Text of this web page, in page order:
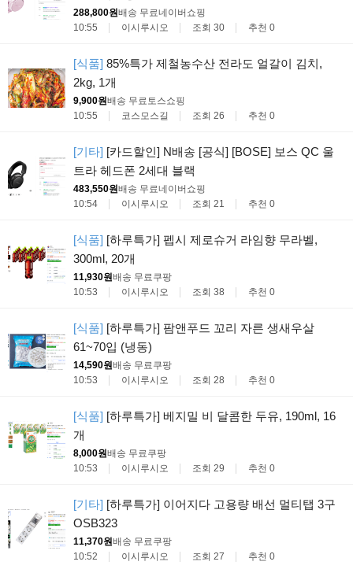
288,800원배송 무료네이버쇼핑
10:55
이시루시오 조회 30 추천 0
[식품] 85%특가 제철농수산 전라도 얼갈이 김치,
2kg, 1개
9,900원배송 무료토스쇼핑
10:55
코스모스길 조회 26 추천 0
[기타] [카드할인] N배송 [공식] [BOSE] 보스 QC 울
트라 헤드폰 2세대 블랙
483,550원배송 무료네이버쇼핑
10:54
이시루시오 조회 21 추천 0
[식품] [하루특가] 펩시 제로슈거 라임향 무라벨,
300ml, 20개
11,930원배송 무료쿠팡
10:53
이시루시오 조회 38 추천 0
[식품] [하루특가] 팜앤푸드 꼬리 자른 생새우살
61~70입 (냉동)
14,590원배송 무료쿠팡
10:53
이시루시오 조회 28 추천 0
[식품] [하루특가] 베지밀 비 달콤한 두유, 190ml, 16
개
8,000원배송 무료쿠팡
10:53
이시루시오 조회 29 추천 0
[기타] [하루특가] 이어지다 고용량 배선 멀티탭 3구
OSB323
11,370원배송 무료쿠팡
10:52
이시루시오 조회 27 추천 0